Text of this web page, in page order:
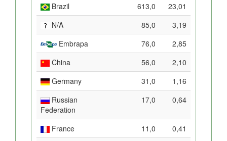
Brazil
613,0
23,01
N/A
85,0
3,19
Embrapa
76,0
2,85
China
56,0
2,10
Germany
31,0
1,16
Russian
Federation
17,0 0,64
France 11,0
0,41